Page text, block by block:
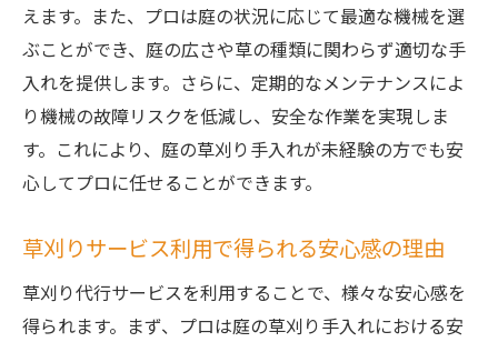
えます。また、プロは庭の状況に応じて最適な機械を選
ぶことができ、庭の広さや草の種類に関わらず適切な手
入れを提供します。さらに、定期的なメンテナンスによ
り機械の故障リスクを低減し、安全な作業を実現しま
す。これにより、庭の草刈り手入れが未経験の方でも安
心してプロに任せることができます。
草刈りサービス利用で得られる安心感の理由
草刈り代行サービスを利用することで、様々な安心感を
得られます。まず、プロは庭の草刈り手入れにおける安